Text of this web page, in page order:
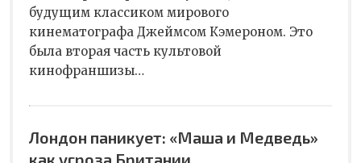
будущим классиком мирового
кинематографа Джеймсом Кэмероном. Это
была вторая часть культовой
кинофраншизы…
Лондон паникует: «Маша и Медведь»
как угроза Британии